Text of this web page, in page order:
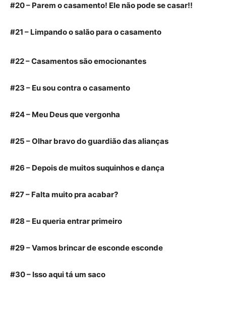
#20 – Parem o casamento! Ele não pode se casar!!
#21 – Limpando o salão para o casamento
#22 – Casamentos são emocionantes
#23 – Eu sou contra o casamento
#24 – Meu Deus que vergonha
#25 – Olhar bravo do guardião das alianças
#26 – Depois de muitos suquinhos e dança
#27 – Falta muito pra acabar?
#28 – Eu queria entrar primeiro
#29 – Vamos brincar de esconde esconde
#30 – Isso aqui tá um saco